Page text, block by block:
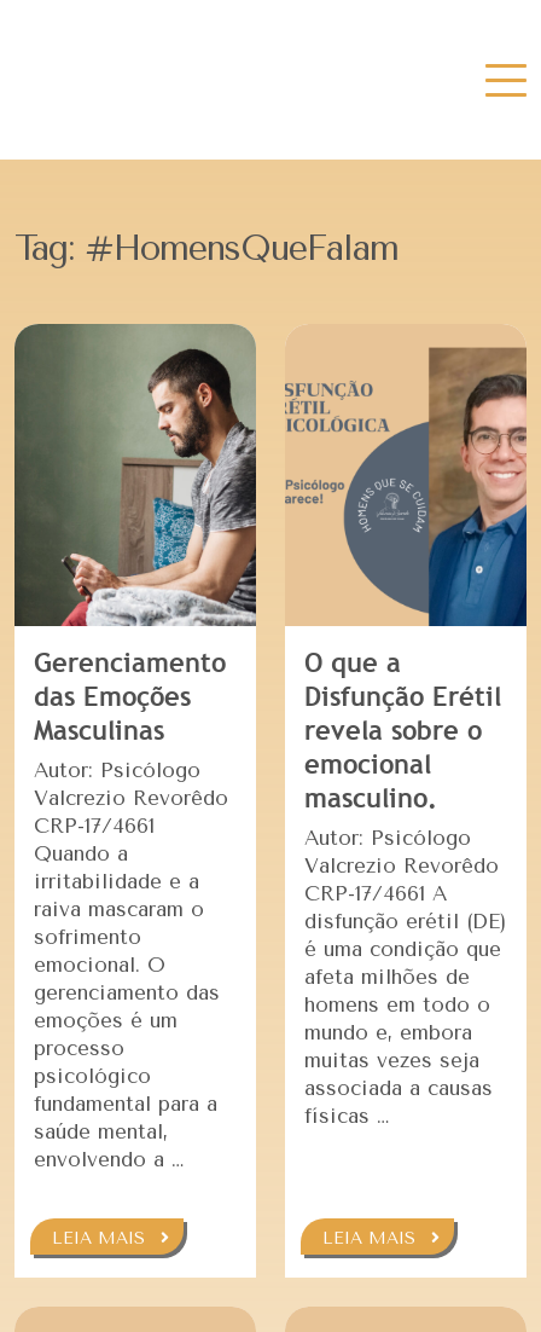
Tag: #HomensQueFalam
Gerenciamento
das Emoções
Masculinas
Autor: Psicólogo
Valcrezio Revorêdo
CRP-17/4661
Quando a
irritabilidade e a
raiva mascaram o
sofrimento
emocional. O
gerenciamento das
emoções é um
processo
psicológico
fundamental para a
saúde mental,
envolvendo a …
LEIA MAIS
O que a
Disfunção Erétil
revela sobre o
emocional
masculino.
Autor: Psicólogo
Valcrezio Revorêdo
CRP-17/4661 A
disfunção erétil (DE)
é uma condição que
afeta milhões de
homens em todo o
mundo e, embora
muitas vezes seja
associada a causas
físicas …
LEIA MAIS